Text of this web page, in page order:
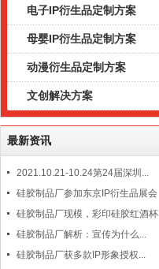
电子IP衍生品定制方案
母婴IP衍生品定制方案
动漫衍生品定制方案
文创解决方案
最新资讯
2021.10.21-10.24第24届深圳...
硅胶制品厂参加东京IP衍生品展会
硅胶制品厂现模，彩印硅胶红酒杯
硅胶制品厂解析：宣传为什么...
硅胶制品厂获多款IP形象授权...